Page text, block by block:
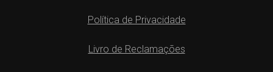
Política de Privacidade
Livro de Reclamações